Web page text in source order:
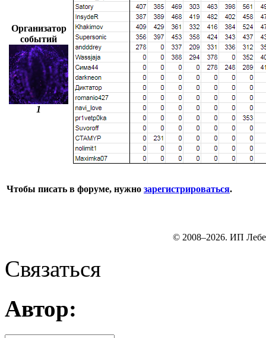
Организатор
событий
1
Чтобы писать в форуме, нужно зарегистрироваться.
© 2008–2026. ИП
Связаться
Автор: